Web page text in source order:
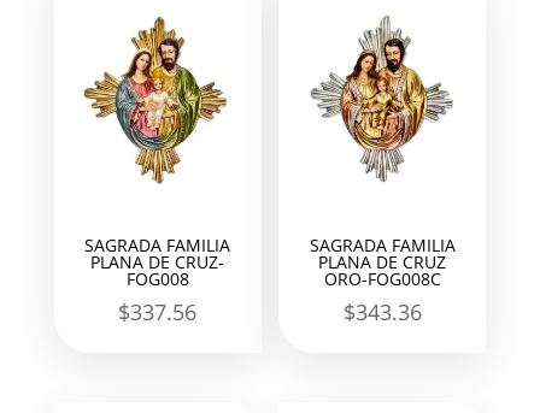
SAGRADA FAMILIA
PLANA DE CRUZ-
FOG008
$337.56
SAGRADA FAMILIA
PLANA DE CRUZ
ORO-FOG008C
$343.36